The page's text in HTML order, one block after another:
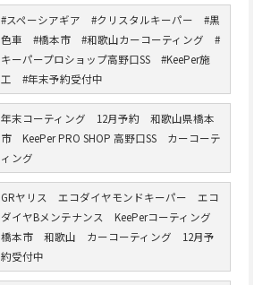
#スペーシアギア #クリスタルキーパー #黒
色車 #橋本市 #和歌山カーコーティング #
キーパープロショップ高野口SS #KeePer施
工 #年末予約受付中
年末コーティング 12月予約 和歌山県橋本
市 KeePer PRO SHOP 高野口SS カーコーテ
ィング
GRヤリス エコダイヤモンドキーパー エコ
ダイヤBメンテナンス KeePerコーティング
橋本市 和歌山 カーコーティング 12月予
約受付中